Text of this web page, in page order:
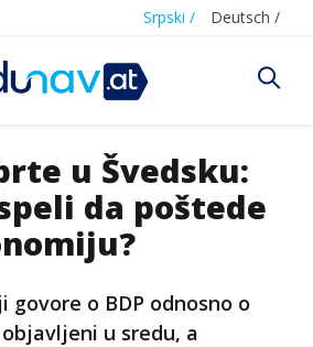
Srpski / Deutsch /
u Švedsku:
da poštede
govore o BDP odnosno o
u sredu, a